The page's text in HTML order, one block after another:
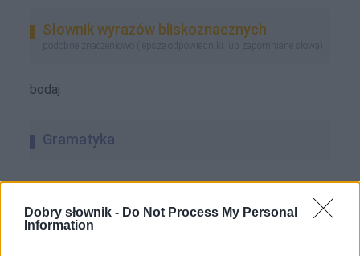
Dobry słownik - Do Not Process My Personal
Information
Słownik wyrazów bliskoznacznych
podobne znaczeniowo (lepsze odpowiedniki lub zapomniane słowa)
bodaj
Gramatyka
partykuła
formy: